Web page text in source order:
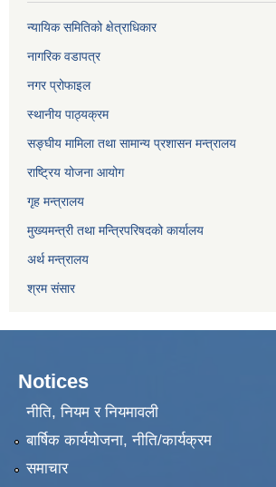
न्यायिक समितिको क्षेत्राधिकार
नागरिक वडापत्र
नगर प्रोफाइल
स्थानीय पाठ्यक्रम
सङ्घीय मामिला तथा सामान्य प्रशासन मन्त्रालय
राष्ट्रिय योजना आयोग
गृह मन्त्रालय
मुख्यमन्त्री तथा मन्त्रिपरिषदको कार्यालय
अर्थ मन्त्रालय
श्रम संसार
Notices
नीति, नियम र नियमावली
बार्षिक कार्ययोजना, नीति/कार्यक्रम
समाचार